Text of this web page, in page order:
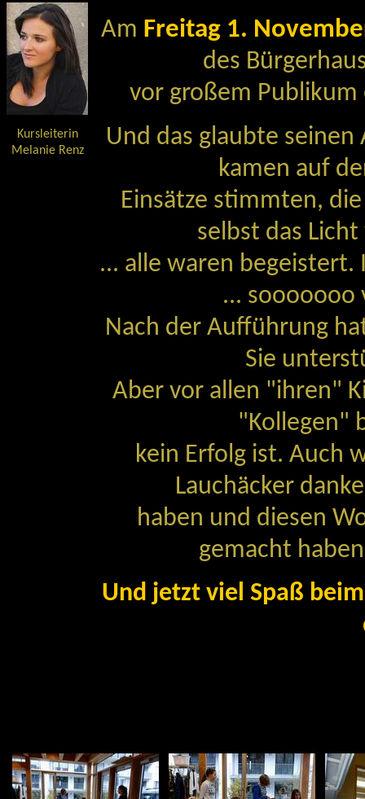
Kursleiterin
Melanie Renz
Am Freitag 1.
des
vor großem
Und das glaubte seinen
kamen auf
Einsätze stimmten,
selbst das
... alle waren begeistert.
... sooooooo
Nach der Aufführung
Sie
Aber vor allen "ihren"
"Kollegen"
kein Erfolg ist. Auch
Lauchäcker
haben und diesen
gemacht
Und jetzt viel Spaß